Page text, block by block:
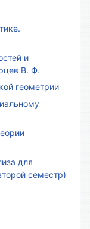
и
В. Ф.
геометрии
для
семестр)